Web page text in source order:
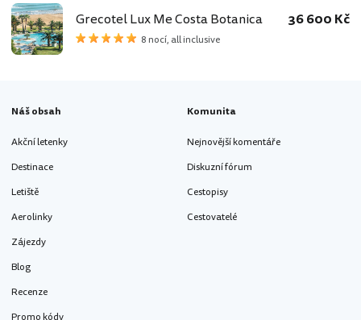
Grecotel Lux Me Costa Botanica
8 nocí, all inclusive
36 600 Kč
Náš obsah
Akční letenky
Destinace
Letiště
Aerolinky
Zájezdy
Blog
Recenze
Promo kódy
Komunita
Nejnovější komentáře
Diskuzní fórum
Cestopisy
Cestovatelé